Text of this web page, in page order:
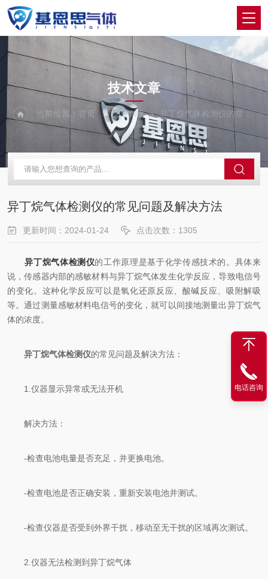
ARTICLES
技术文章
当前位置： 首页 技术文章 异丁烷气体检测仪的常见问题及解决方法
异丁烷气体检测仪的常见问题及解决方法
更新时间：2024-01-24 点击次数：1305
异丁烷气体检测仪的工作原理是基于化学传感技术的。具体来
说，传感器内部的感敏材料与异丁烷气体发生化学反应，导致电信号
的变化。这种化学反应可以是氧化还原反应、酸碱反应、吸附解吸
等。通过测量感敏材料电信号的变化，就可以间接地测量出异丁烷气
体的浓度。
异丁烷气体检测仪的常见问题及解决方法：
1.仪器显示异常或无法开机
解决方法：
-检查电池电量是否充足，并更换电池。
-检查电池是否正确安装，重新安装电池并测试。
-检查仪器是否受到外界干扰，移动至无干扰的区域再次测试。
2.仪器无法检测到异丁烷气体
电话咨询